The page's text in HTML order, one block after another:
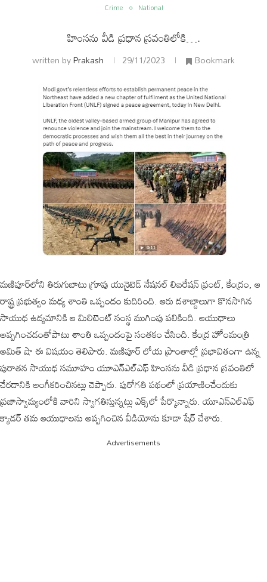
Crime National
హింసను వీడి ప్రధాన స్రవంతిలోకి….
written byPrakash 29/11/2023 Bookmark
మణిపూర్‌లోని తిరుగుబాటు గ్రూపు యునైటెడ్ నేషనల్ లిబరేషన్ ఫ్రంట్, కేంద్రం, ఆ
రాష్ట్ర ప్రభుత్వం మధ్య శాంతి ఒప్పందం కుదిరింది. ఆరు దశాబ్దాలుగా కొనసాగిన
సాయుధ ఉద్యమానికి ఆ మిలిటెంట్‌ సంస్థ ముగింపు పలికింది. ఆయుధాలు
అప్పగించడంతోపాటు శాంతి ఒప్పందంపై సంతకం చేసింది. కేంద్ర హోంమంత్రి
అమిత్ షా ఈ విషయం తెలిపారు. మణిపూర్‌ లోయ ప్రాంతాల్లో ప్రభావితంగా ఉన్న
పురాతన సాయుధ సమూహం యూఎన్‌ఎల్‌ఎఫ్‌ హింసను వీడి ప్రధాన స్రవంతిలో
చేరడానికి అంగీకరించినట్లు చెప్పారు. పురోగతి పథంలో ప్రయాణించేందుకు
ప్రజాస్వామ్యంలోకి వారిని స్వాగతిస్తున్నట్లు ఎక్స్‌లో పేర్కొన్నారు. యూఎన్‌ఎల్‌ఎఫ్‌
క్యాడర్‌ తమ ఆయుధాలను అప్పగించిన వీడియోను కూడా షేర్‌ చేశారు.
Advertisements
అంతర్జాతీయం